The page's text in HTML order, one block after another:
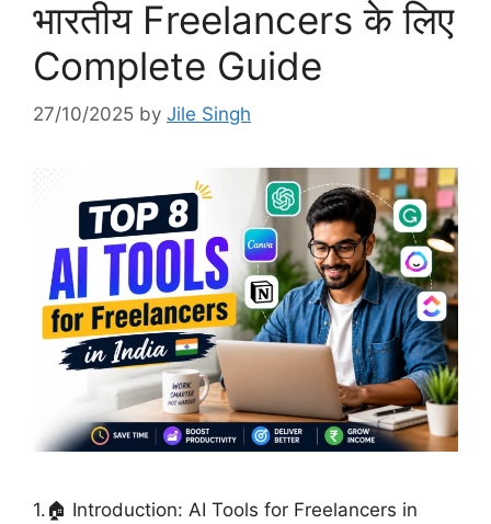
भारतीय Freelancers के लिए
Complete Guide
27/10/2025 by Jile Singh
1.🏠 Introduction: AI Tools for Freelancers in